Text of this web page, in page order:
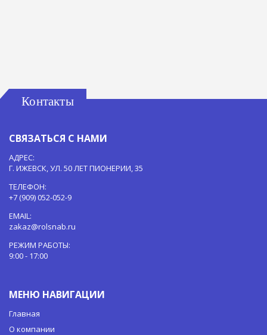
Контакты
СВЯЗАТЬСЯ С НАМИ
АДРЕС:
Г. ИЖЕВСК, УЛ. 50 ЛЕТ ПИОНЕРИИ, 35
ТЕЛЕФОН:
+7 (909) 052-052-9
EMAIL:
zakaz@rolsnab.ru
РЕЖИМ РАБОТЫ:
9:00 - 17:00
МЕНЮ НАВИГАЦИИ
Главная
О компании